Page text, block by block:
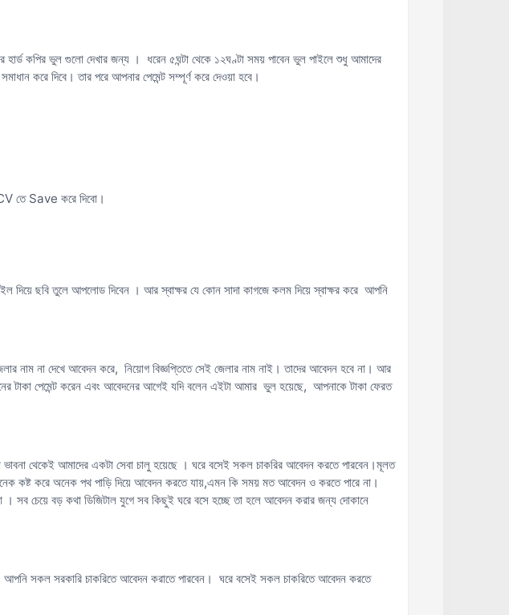
কপির ভুল গুলো দেখার জন্য । ধরেন ৫ঘন্টা থেকে ১২ঘণ্টা সময় পাবেন ভুল পাইলে শুধু আমাদের
করে দিবে। তার পরে আপনার পেমেন্ট সম্পূর্ণ করে দেওয়া হবে।
তে Save করে দিবো।
ছবি তুলে আপলোড দিবেন । আর স্বাক্ষর যে কোন সাদা কাগজে কলম দিয়ে স্বাক্ষর করে আপনি
নাম না দেখে আবেদন করে, নিয়োগ বিজ্ঞপ্তিতে সেই জেলার নাম নাই। তাদের আবেদন হবে না। আর
টাকা পেমেন্ট করেন এবং আবেদনের আগেই যদি বলেন এইটা আমার ভুল হয়েছে, আপনাকে টাকা ফেরত
থেকেই আমাদের একটা সেবা চালু হয়েছে । ঘরে বসেই সকল চাকরির আবেদন করতে পারবেন।মূলত
অনেক কষ্ট করে অনেক পথ পাড়ি দিয়ে আবেদন করতে যায়,এমন কি সময় মত আবেদন ও করতে পারে না।
সব চেয়ে বড় কথা ডিজিটাল যুগে সব কিছুই ঘরে বসে হচ্ছে তা হলে আবেদন করার জন্য দোকানে
সকল সরকারি চাকরিতে আবেদন করাতে পারবেন। ঘরে বসেই সকল চাকরিতে আবেদন করতে